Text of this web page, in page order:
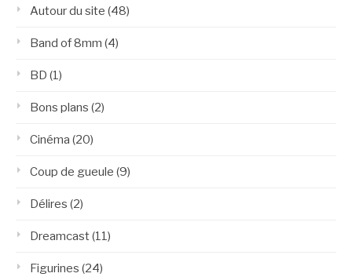
Autour du site (48)
Band of 8mm (4)
BD (1)
Bons plans (2)
Cinéma (20)
Coup de gueule (9)
Délires (2)
Dreamcast(11)
Figurines (24)